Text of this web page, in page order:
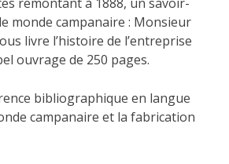
monde campanaire : Monsieur
livre l’histoire de l’entreprise
ouvrage de 250 pages.
bibliographique en langue
campanaire et la fabrication